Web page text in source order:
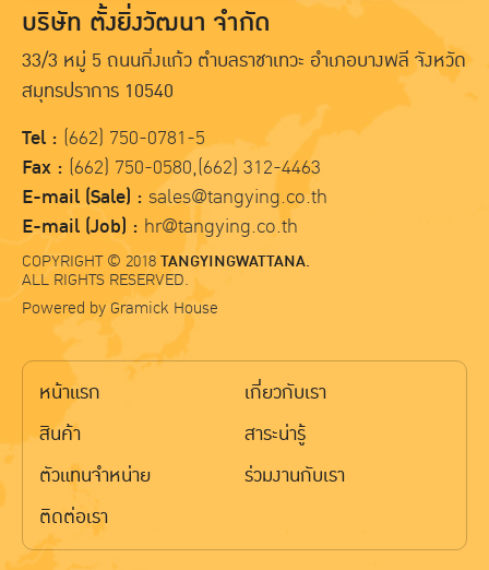
บริษัท ตั้งยิ่งวัฒนา จำกัด
33/3 หมู่ 5 ถนนกิ่งแก้ว ตำบลราชาเทวะ อำเภอบางพลี จังหวัด
สมุทรปราการ 10540
Tel : (662) 750-0781-5
Fax : (662) 750-0580,(662) 312-4463
E-mail (Sale) : sales@tangying.co.th
E-mail (Job) : hr@tangying.co.th
COPYRIGHT © 2018TANGYINGWATTANA.
ALL RIGHTS RESERVED.
Powered byGramick House
หน้าแรก
เกี่ยวกับเรา
สินค้า
สาระน่ารู้
ตัวแทนจำหน่าย
ร่วมงานกับเรา
ติดต่อเรา